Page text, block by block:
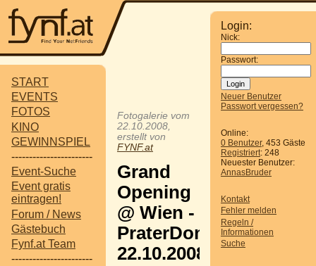
START
EVENTS
FOTOS
KINO
GEWINNSPIEL
-----------------------
Event-Suche
Event gratis
eintragen!
Forum / News
Gästebuch
Fynf.at Team
-----------------------
Login:
Nick:
Passwort:
Neuer Benutzer
Passwort vergessen?
Online:
0 Benutzer, 453 Gäste
Registriert: 248
Neuester Benutzer:
AnnasBruder
Kontakt
Fehler melden
Regeln /
Informationen
Suche
Fotogalerie vom
22.10.2008,
erstellt von
FYNF.at
Grand
Opening
@ Wien -
PraterDomE
22.10.2008